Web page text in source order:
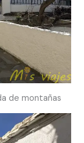
de montañas